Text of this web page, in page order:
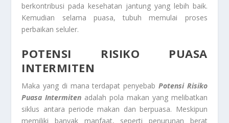
berkontribusi pada kesehatan jantung yang lebih baik.
Kemudian selama puasa, tubuh memulai proses
perbaikan seluler.
POTENSI RISIKO PUASA
INTERMITEN
Maka yang di mana terdapat penyebab Potensi Risiko
Puasa Intermiten adalah pola makan yang melibatkan
siklus antara periode makan dan berpuasa. Meskipun
memiliki banyak manfaat, seperti penurunan berat